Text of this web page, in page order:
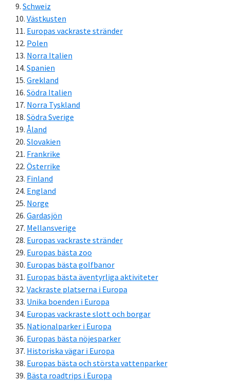
Schweiz
Västkusten
Europas vackraste stränder
Polen
Norra Italien
Spanien
Grekland
Södra Italien
Norra Tyskland
Södra Sverige
Åland
Slovakien
Frankrike
Österrike
Finland
England
Norge
Gardasjön
Mellansverige
Europas vackraste stränder
Europas bästa zoo
Europas bästa golfbanor
Europas bästa äventyrliga aktiviteter
Vackraste platserna i Europa
Unika boenden i Europa
Europas vackraste slott och borgar
Nationalparker i Europa
Europas bästa nöjesparker
Historiska vägar i Europa
Europas bästa och största vattenparker
Bästa roadtrips i Europa